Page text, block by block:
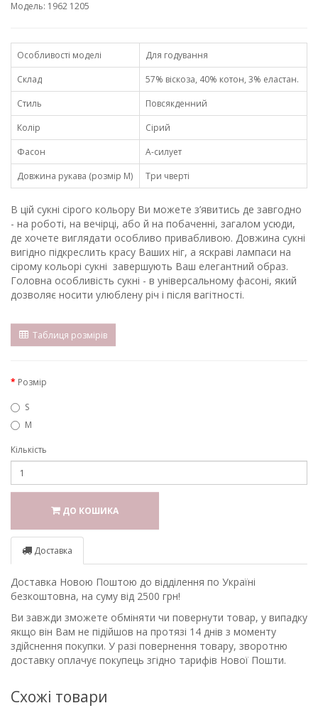
Модель: 1962 1205
Особливості моделі
Для годування
Склад
57% віскоза, 40% котон, 3% еластан.
Стиль
Повсякденний
Колір
Сірий
Фасон
А-силует
Довжина рукава (розмір М)
Три чверті
В цій сукні сірого кольору Ви можете з’явитись де завгодно
- на роботі, на вечірці, або й на побаченні, загалом усюди,
де хочете виглядати особливо привабливою. Довжина сукні
вигідно підкреслить красу Ваших ніг, а яскраві лампаси на
сірому кольорі сукні завершують Ваш елегантний образ.
Головна особливість сукні - в універсальному фасоні, який
дозволяє носити улюблену річ і після вагітності.
Таблиця розмірів
Розмір
S
M
Кількість
ДО КОШИКА
Доставка
Доставка Новою Поштою до відділення по Україні
безкоштовна, на суму від 2500 грн!
Ви завжди зможете обміняти чи повернути товар, у випадку
якщо він Вам не підійшов на протязі 14 днів з моменту
здійснення покупки. У разі повернення товару, зворотню
доставку оплачує покупець згідно тарифів Нової Пошти.
Схожі товари